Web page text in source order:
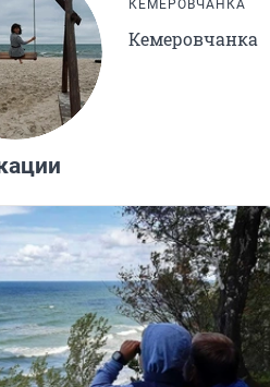
КЕМЕРОВЧАНКА
Кемеровчанка